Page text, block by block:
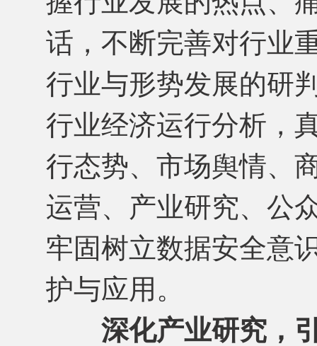
话，不断完善对行业
行业与形势发展的研
行业经济运行分析，
行态势、市场舆情、
运营、产业研究、公
牢固树立数据安全意
护与应用。
深化产业研究，